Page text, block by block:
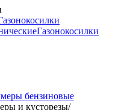
Газонокосилки
бензиновые
и кусторезы/